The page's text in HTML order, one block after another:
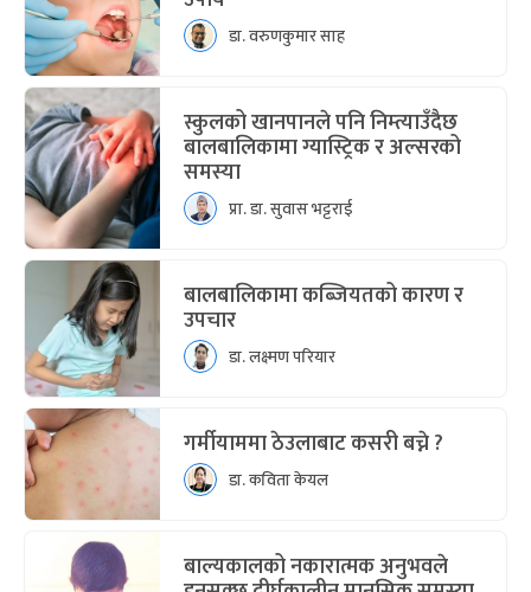
डा. वरुणकुमार साह
स्कुलको खानपानले पनि निम्त्याउँदैछ
बालबालिकामा ग्यास्ट्रिक र अल्सरको
समस्या
प्रा. डा. सुवास भट्टराई
बालबालिकामा कब्जियतको कारण र
उपचार
डा. लक्ष्मण परियार
गर्मीयाममा ठेउलाबाट कसरी बच्ने ?
डा. कविता केयल
बाल्यकालको नकारात्मक अनुभवले